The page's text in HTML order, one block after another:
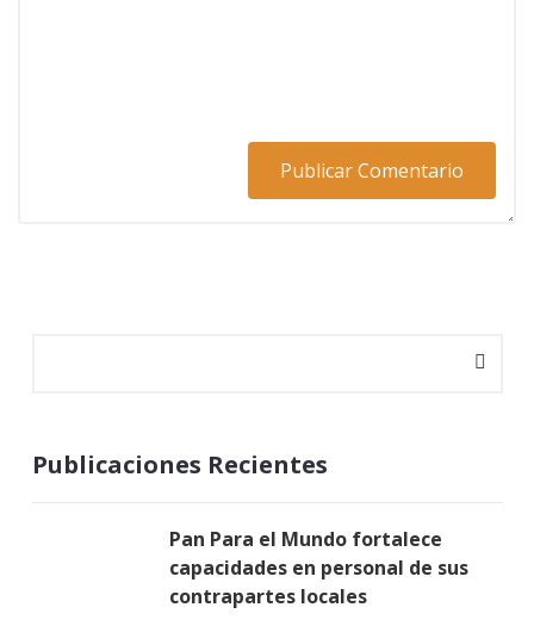
Publicaciones Recientes
Pan Para el Mundo fortalece
capacidades en personal de sus
contrapartes locales